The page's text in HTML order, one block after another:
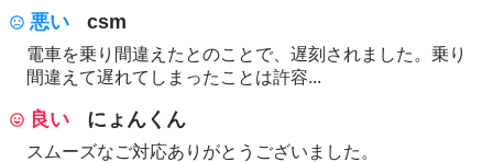
悪い csm
電車を乗り間違えたとのことで、遅刻されました。乗り
間違えて遅れてしまったことは許容...
良い にょんくん
スムーズなご対応ありがとうございました。